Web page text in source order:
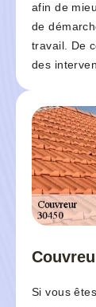
afin de
de
travail. De
des
Si vous